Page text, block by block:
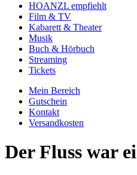
HOANZL empfiehlt
Film & TV
Kabarett & Theater
Musik
Buch & Hörbuch
Streaming
Tickets
Mein Bereich
Gutschein
Kontakt
Versandkosten
Der Fluss war